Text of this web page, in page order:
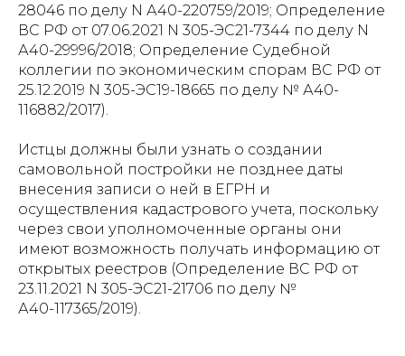
28046 по делу N А40-220759/2019; Определение
ВС РФ от 07.06.2021 N 305-ЭС21-7344 по делу N
А40-29996/2018; Определение Судебной
коллегии по экономическим спорам ВС РФ от
25.12.2019 N 305-ЭС19-18665 по делу № А40-
116882/2017).
Истцы должны были узнать о создании
самовольной постройки не позднее даты
внесения записи о ней в ЕГРН и
осуществления кадастрового учета, поскольку
через свои уполномоченные органы они
имеют возможность получать информацию от
открытых реестров (Определение ВС РФ от
23.11.2021 N 305-ЭС21-21706 по делу №
А40-117365/2019).